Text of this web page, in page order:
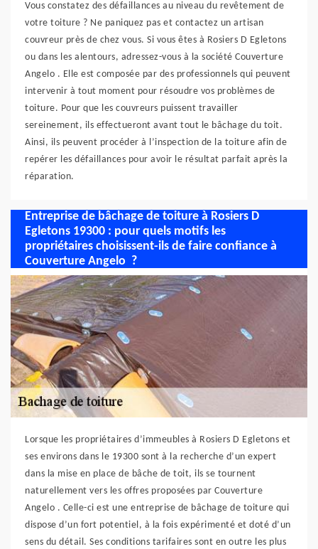
Vous constatez des défaillances au niveau du revêtement de
votre toiture ? Ne paniquez pas et contactez un artisan
couvreur près de chez vous. Si vous êtes à Rosiers D Egletons
ou dans les alentours, adressez-vous à la société Couverture
Angelo . Elle est composée par des professionnels qui peuvent
intervenir à tout moment pour résoudre vos problèmes de
toiture. Pour que les couvreurs puissent travailler
sereinement, ils effectueront avant tout le bâchage du toit.
Ainsi, ils peuvent procéder à l’inspection de la toiture afin de
repérer les défaillances pour avoir le résultat parfait après la
réparation.
Entreprise de bâchage de toiture à Rosiers D
Egletons 19300 : pour quels motifs les
propriétaires choisissent-ils de faire confiance à
Couverture Angelo ?
Lorsque les propriétaires d’immeubles à Rosiers D Egletons et
ses environs dans le 19300 sont à la recherche d’un expert
dans la mise en place de bâche de toit, ils se tournent
naturellement vers les offres proposées par Couverture
Angelo . Celle-ci est une entreprise de bâchage de toiture qui
dispose d’un fort potentiel, à la fois expérimenté et doté d’un
sens du détail. Ses conditions tarifaires sont en outre les plus